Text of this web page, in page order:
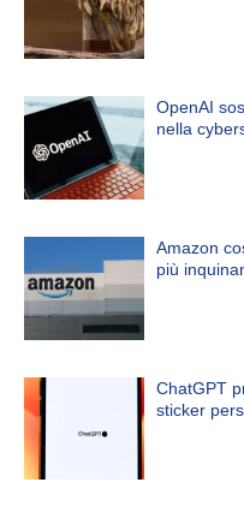
OpenAI
nella
Amazon
più
ChatGPT
sticker